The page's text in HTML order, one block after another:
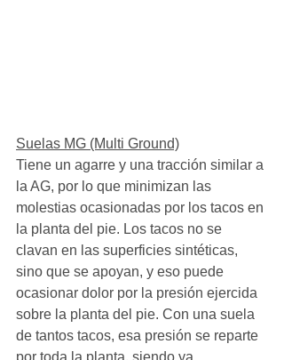
Suelas MG (Multi Ground)
Tiene un agarre y una tracción similar a
la AG, por lo que minimizan las
molestias ocasionadas por los tacos en
la planta del pie. Los tacos no se
clavan en las superficies sintéticas,
sino que se apoyan, y eso puede
ocasionar dolor por la presión ejercida
sobre la planta del pie. Con una suela
de tantos tacos, esa presión se reparte
por toda la planta, siendo ya